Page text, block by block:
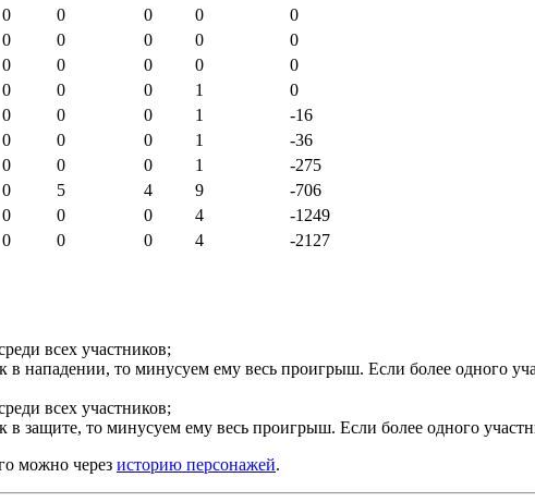
0 0 0 0
0
0 0 0 0
0
0 0 0 0
0
0 0 0 1
0
0 0 0 1
-16
0 0 0 1
-36
0 0 0 1
-275
0 5 4 9
-706
0 0 0 4
-1249
0 0 0 4 -2127
всех участников;
в нападении, то минусуем ему весь проигрыш. Если более одного
всех участников;
в защите, то минусуем ему весь проигрыш. Если более одного
можно через историю персонажей.